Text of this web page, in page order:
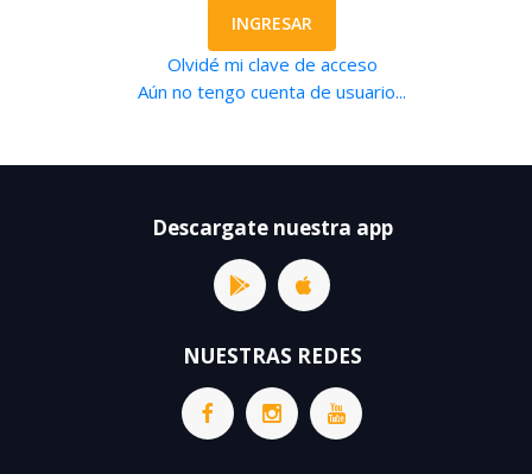
INGRESAR
Olvidé mi clave de acceso
Aún no tengo cuenta de usuario...
Descargate nuestra app
NUESTRAS REDES